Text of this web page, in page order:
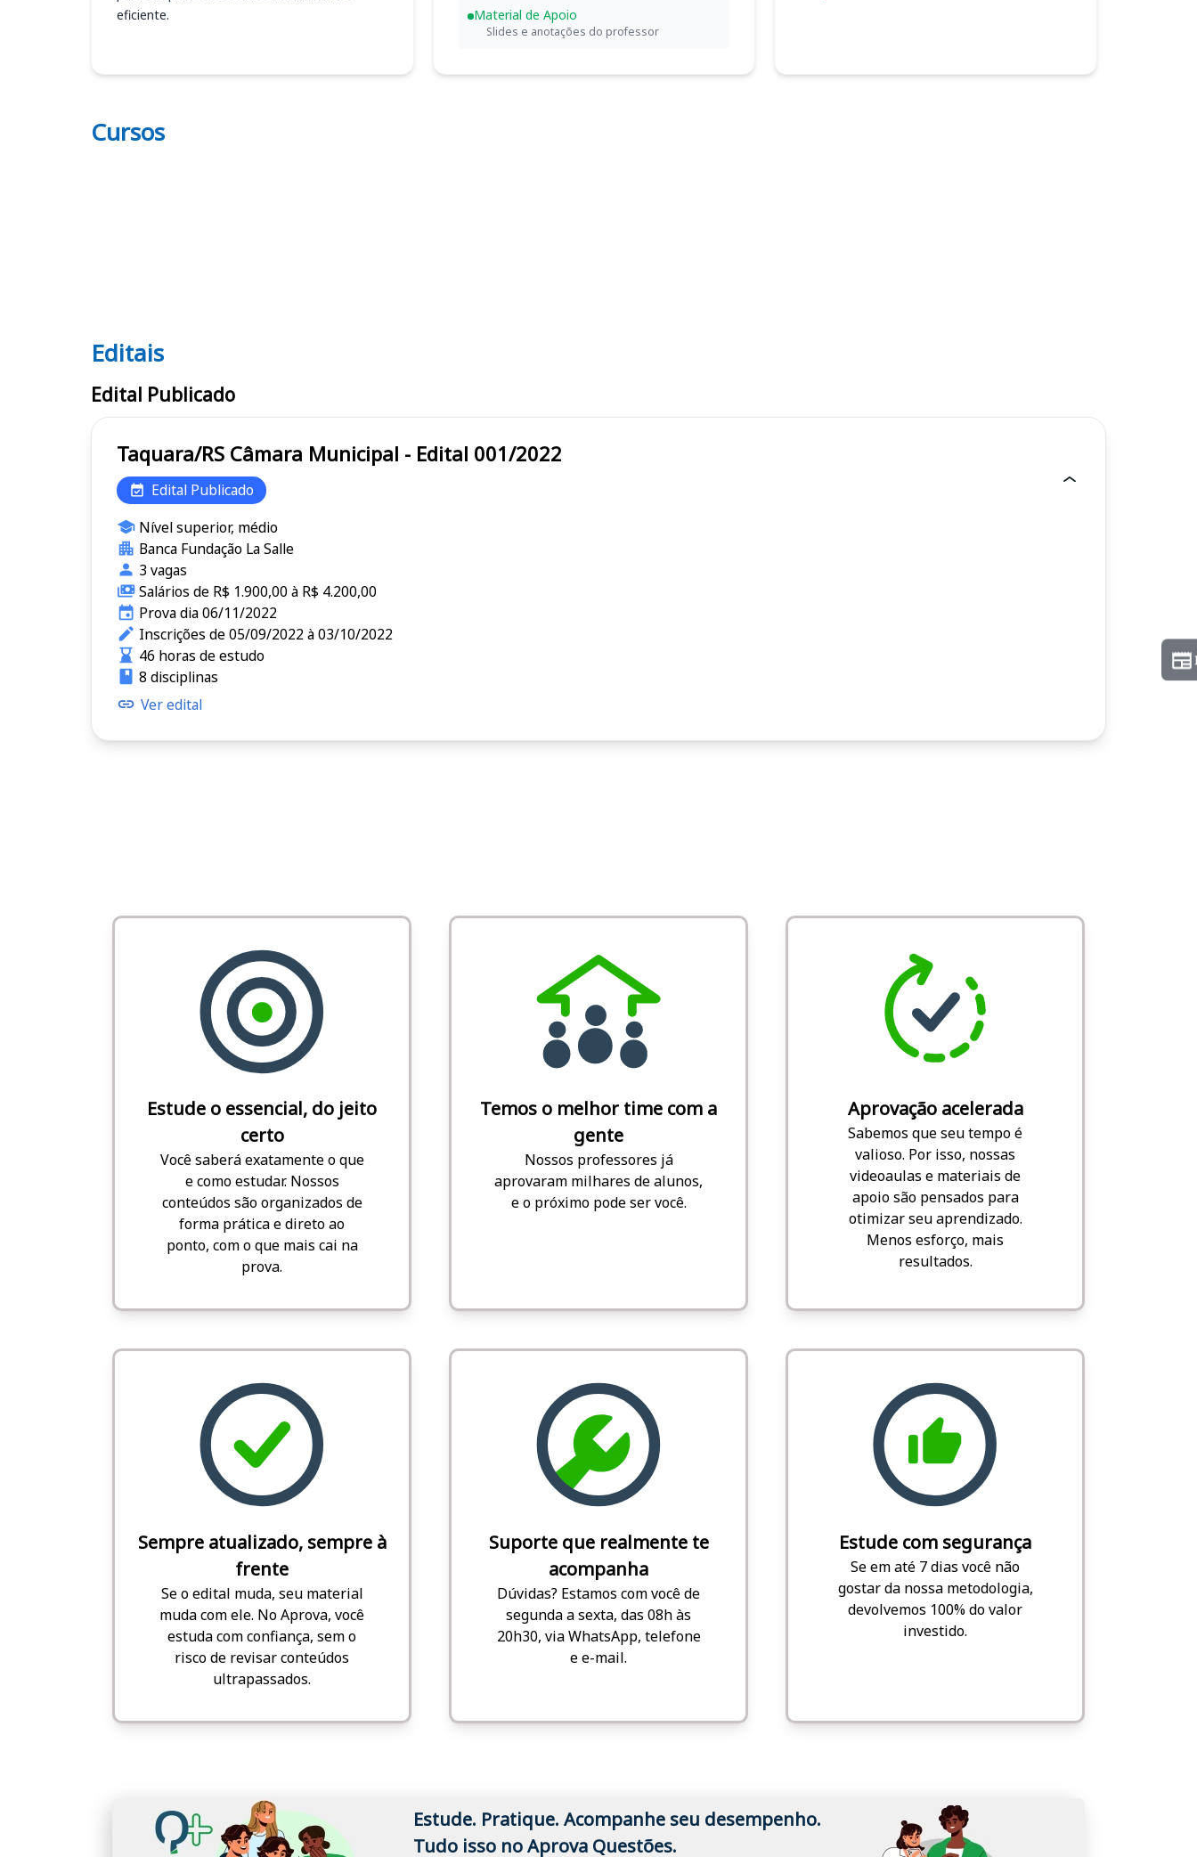
eficiente.
Material de Apoio
Slides e anotações do professor
Cursos
Editais
Editais
Edital Publicado
Taquara/RS Câmara Municipal - Edital 001/2022
Edital Publicado
Nível superior, médio
Banca Fundação La Salle
3 vagas
Salários de R$ 1.900,00 à R$ 4.200,00
Prova dia 06/11/2022
Inscrições de 05/09/2022 à 03/10/2022
46 horas de estudo
8 disciplinas
Ver edital
Estude o essencial, do jeito
certo
Você saberá exatamente o que
e como estudar. Nossos
conteúdos são organizados de
forma prática e direto ao
ponto, com o que mais cai na
prova.
Temos o melhor time com a
gente
Nossos professores já
aprovaram milhares de alunos,
e o próximo pode ser você.
Aprovação acelerada
Sabemos que seu tempo é
valioso. Por isso, nossas
videoaulas e materiais de
apoio são pensados para
otimizar seu aprendizado.
Menos esforço, mais
resultados.
Sempre atualizado, sempre à
frente
Se o edital muda, seu material
muda com ele. No Aprova, você
estuda com confiança, sem o
risco de revisar conteúdos
ultrapassados.
Suporte que realmente te
acompanha
Dúvidas? Estamos com você de
segunda a sexta, das 08h às
20h30, via WhatsApp, telefone
e e-mail.
Estude com segurança
Se em até 7 dias você não
gostar da nossa metodologia,
devolvemos 100% do valor
investido.
Estude. Pratique. Acompanhe seu desempenho.
Tudo isso no Aprova Questões.